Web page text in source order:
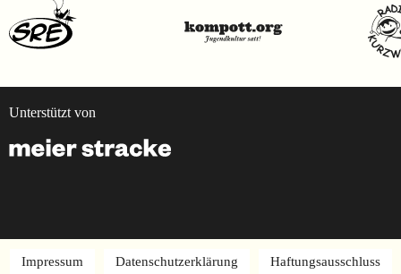
Unterstützt von
Impressum Datenschutzerklärung Haftungsausschluss